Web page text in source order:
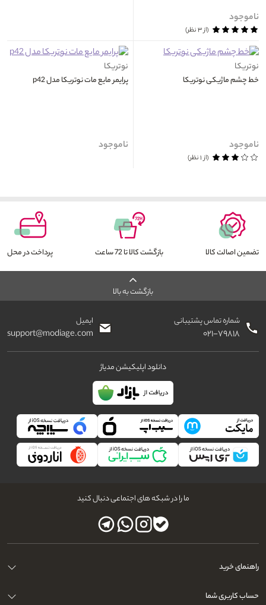
ناموجود
(از ۳ نظر)
نوتریکا
خط چشم ماژیکی نوتریکا
ناموجود
(از ۱ نظر)
نوتریکا
پرايمر مایع مات نوتریکا مدل p42
ناموجود
تضمین اصالت کالا بازگشت کالا تا 72 ساعت پرداخت در محل
بازگشت به بالا
شماره تماس پشتیبانی
۰۲۱-۷۹۸۱۸
ایمیل
support@modiage.com
دانلود اپلیکیشن مدیاژ
ما را در شبکه های اجتماعی دنبال کنید
راهنمای خرید
حساب کاربری شما